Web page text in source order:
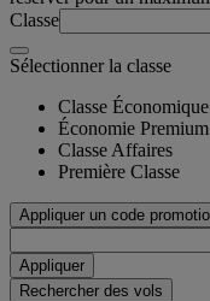
Classe
Sélectionner la classe
Classe Économique
Économie Premium
Classe Affaires
Première Classe
Appliquer un code
Appliquer
Rechercher des vols